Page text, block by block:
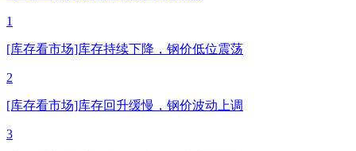
1
[库存看市场]库存持续下降，钢价低位震荡
2
[库存看市场]库存回升缓慢，钢价波动上调
3